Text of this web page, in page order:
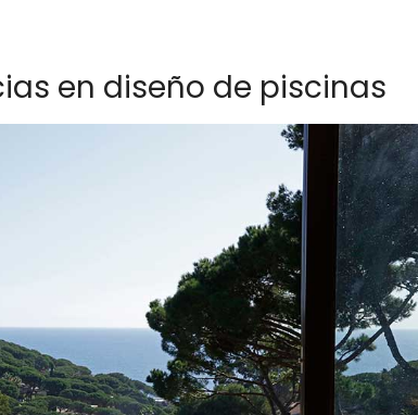
en diseño de piscinas